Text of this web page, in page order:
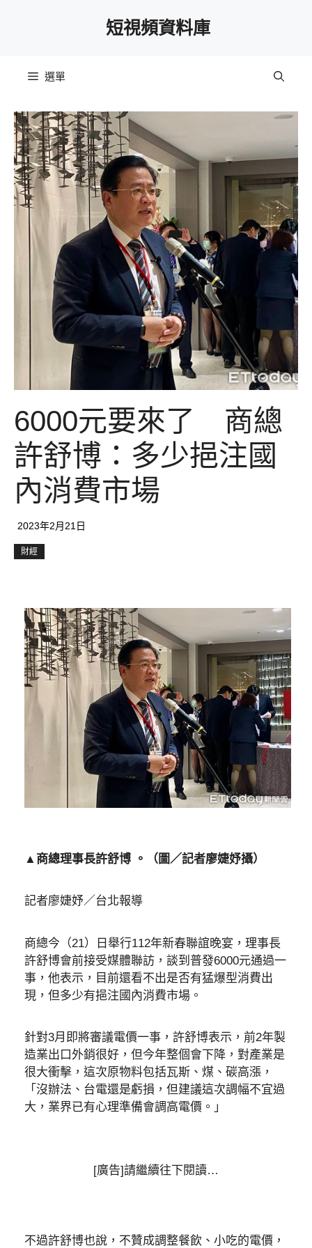
短視頻資料庫
選單
6000元要來了 商總
許舒博：多少挹注國
內消費市場
2023年2月21日
財經
▲商總理事長許舒博 。（圖／記者廖婕妤攝）
記者廖婕妤／台北報導
商總今（21）日舉行112年新春聯誼晚宴，理事長
許舒博會前接受媒體聯訪，談到普發6000元通過一
事，他表示，目前還看不出是否有猛爆型消費出
現，但多少有挹注國內消費市場。
針對3月即將審議電價一事，許舒博表示，前2年製
造業出口外銷很好，但今年整個會下降，對產業是
很大衝擊，這次原物料包括瓦斯、煤、碳高漲，
「沒辦法、台電還是虧損，但建議這次調幅不宜過
大，業界已有心理準備會調高電價。」
[廣告]請繼續往下閱讀…
不過許舒博也說，不贊成調整餐飲、小吃的電價，